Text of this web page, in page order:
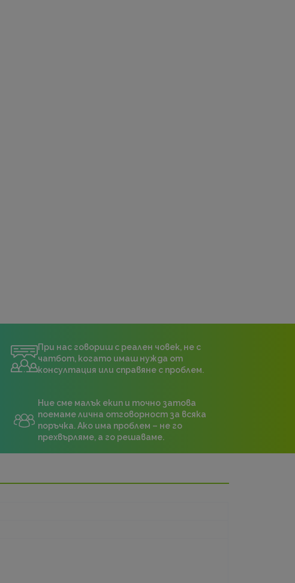
При нас говориш с реален човек, не с
чатбот, когато имаш нужда от
консултация или справяне с проблем.
Ние сме малък екип и точно затова
поемаме лична отговорност за всяка
поръчка. Ако има проблем – не го
прехвърляме, а го решаваме.